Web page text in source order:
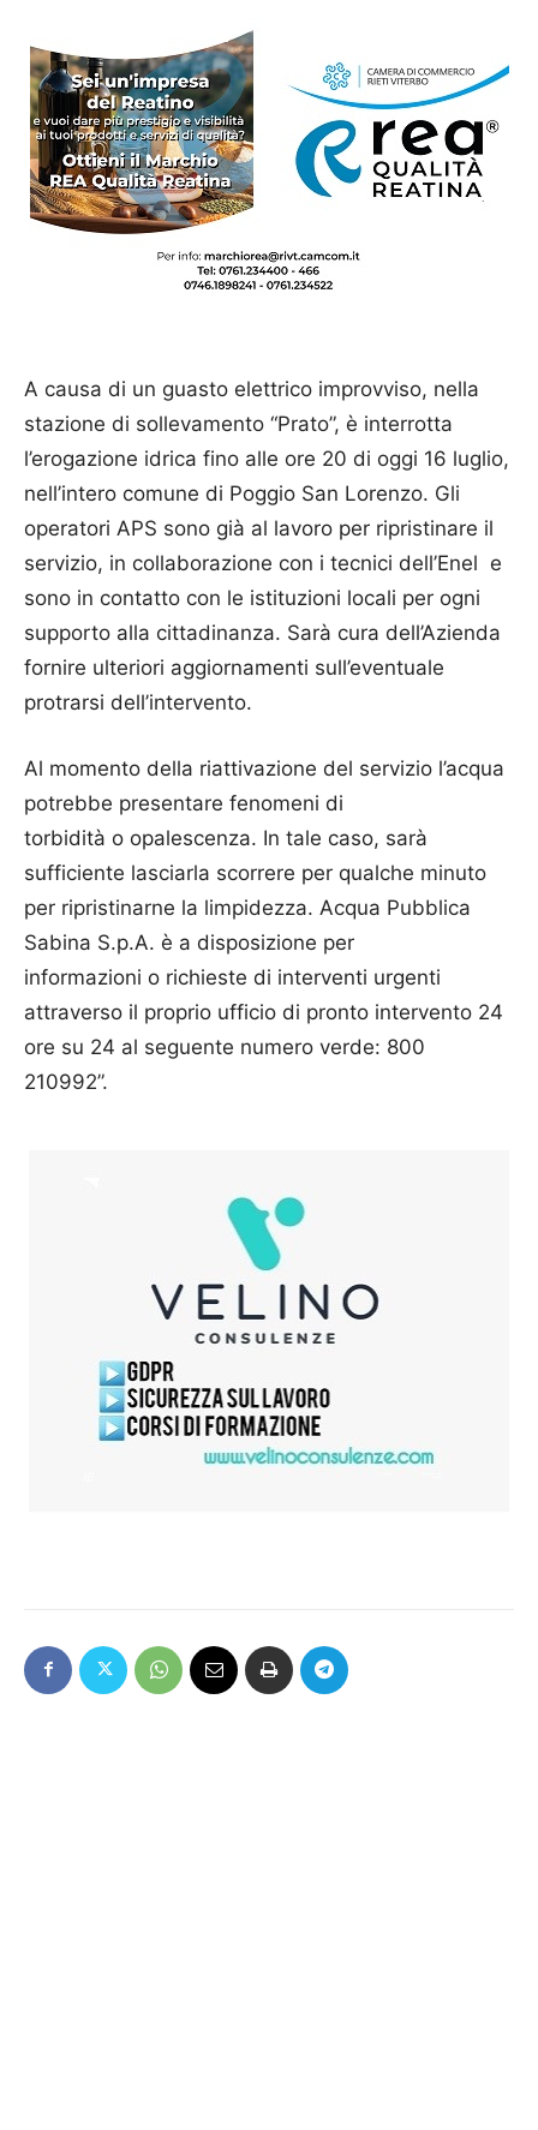
A causa di un guasto elettrico improvviso, nella
stazione di sollevamento “Prato”, è interrotta
l’erogazione idrica fino alle ore 20 di oggi 16 luglio,
nell’intero comune di Poggio San Lorenzo. Gli
operatori APS sono già al lavoro per ripristinare il
servizio, in collaborazione con i tecnici dell’Enel e
sono in contatto con le istituzioni locali per ogni
supporto alla cittadinanza. Sarà cura dell’Azienda
fornire ulteriori aggiornamenti sull’eventuale
protrarsi dell’intervento.
Al momento della riattivazione del servizio l’acqua
potrebbe presentare fenomeni di
torbidità o opalescenza. In tale caso, sarà
sufficiente lasciarla scorrere per qualche minuto
per ripristinarne la limpidezza. Acqua Pubblica
Sabina S.p.A. è a disposizione per
informazioni o richieste di interventi urgenti
attraverso il proprio ufficio di pronto intervento 24
ore su 24 al seguente numero verde: 800
210992”.